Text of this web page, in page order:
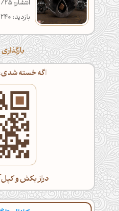
انتشار: 1400/05/25
بازدید: 9,240
اگه خسته شدی،
دراز بکش و